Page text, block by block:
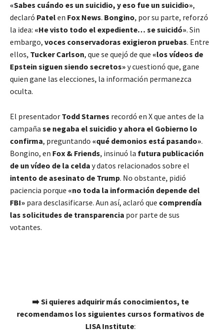
«Sabes cuándo es un suicidio, y eso fue un suicidio»,
declaró Patelen Fox News. Bongino, por su parte, reforzó
la idea: «He visto todo el expediente… se suicidó». Sin
embargo, voces conservadoras exigieron pruebas. Entre
ellos, Tucker Carlson, que se quejó de que «los vídeos de
Epstein siguen siendo secretos» y cuestionó que, gane
quien gane las elecciones, la información permanezca
oculta.
El presentador Todd Starnes recordó en X que antes de la
campaña se negaba el suicidio y ahora el Gobierno lo
confirma, preguntando «qué demonios está pasando».
Bongino, en Fox & Friends, insinuó la futura publicación
de un vídeo de la celda y datos relacionados sobre el
intento de asesinato de Trump. No obstante, pidió
paciencia porque «no toda la información depende del
FBI» para desclasificarse. Aun así, aclaró que comprendía
las solicitudes de transparencia por parte de sus
votantes.
➡️ Si quieres adquirir más conocimientos, te
recomendamos los siguientes cursos formativos de
LISA Institute: